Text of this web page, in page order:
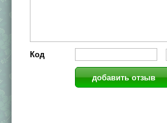
Код